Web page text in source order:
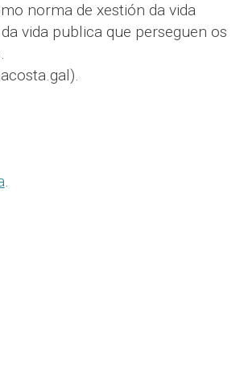
norma de xestión da vida
vida publica que perseguen os
.